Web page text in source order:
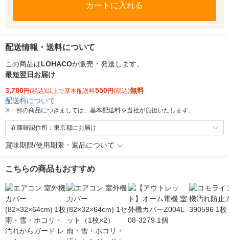
カートに入れる
配送情報・送料について
この商品はLOHACOが販売・発送します。
最短翌日お届け
3,780円(税込)以上で基本配送料550円(税込)無料
配送料について
※一部の商品につきましては、基本配送料を当社が負担いたします。
在庫確認住所：東京都にお届け
賞味期限/使用期限・返品について
こちらの商品もおすすめ